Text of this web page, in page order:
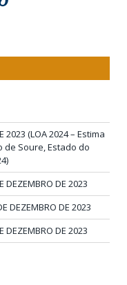
2023 (LOA 2024 – Estima
de Soure, Estado do
DEZEMBRO DE 2023
DEZEMBRO DE 2023
DEZEMBRO DE 2023